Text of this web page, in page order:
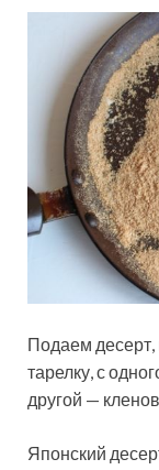
Подаем
тарелку, с
другой —
Японский